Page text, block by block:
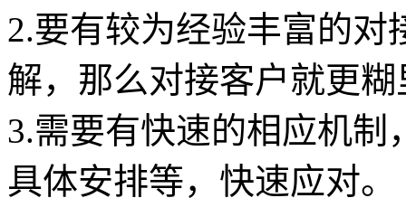
2.要有较为经验丰富的
解，那么对接客户就更
3.需要有快速的相应机
具体安排等，快速应对。